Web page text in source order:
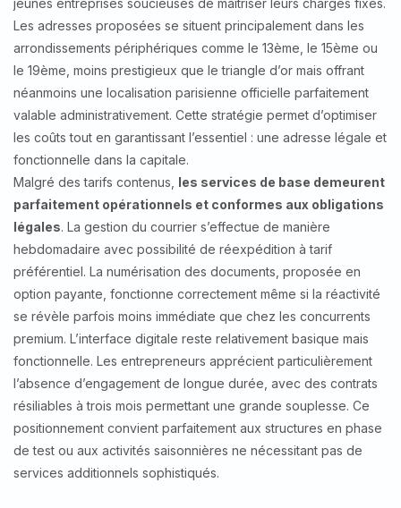
Les adresses proposées se situent principalement dans les
arrondissements périphériques comme le 13ème, le 15ème ou
le 19ème, moins prestigieux que le triangle d’or mais offrant
néanmoins une localisation parisienne officielle parfaitement
valable administrativement. Cette stratégie permet d’optimiser
les coûts tout en garantissant l’essentiel : une adresse légale et
fonctionnelle dans la capitale.
Malgré des tarifs contenus, les services de base demeurent
parfaitement opérationnels et conformes aux obligations
légales. La gestion du courrier s’effectue de manière
hebdomadaire avec possibilité de réexpédition à tarif
préférentiel. La numérisation des documents, proposée en
option payante, fonctionne correctement même si la réactivité
se révèle parfois moins immédiate que chez les concurrents
premium. L’interface digitale reste relativement basique mais
fonctionnelle. Les entrepreneurs apprécient particulièrement
l’absence d’engagement de longue durée, avec des contrats
résiliables à trois mois permettant une grande souplesse. Ce
positionnement convient parfaitement aux structures en phase
de test ou aux activités saisonnières ne nécessitant pas de
services additionnels sophistiqués.